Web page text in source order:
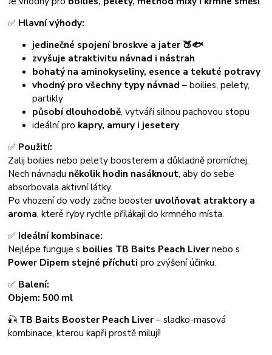
✅ Hlavní výhody:
jedinečné spojení broskve a jater 🍑🐟
zvyšuje atraktivitu návnad i nástrah
bohatý na aminokyseliny, esence a tekuté potravy
vhodný pro všechny typy návnad – boilies, pelety,
partikly
působí dlouhodobě, vytváří silnou pachovou stopu
ideální pro kapry, amury i jesetery
✅ Použití:
Zalij boilies nebo pelety boosterem a důkladně promíchej.
Nech návnadu několik hodin nasáknout, aby do sebe
absorbovala aktivní látky.
Po vhození do vody začne booster uvolňovat atraktory a
aroma, které ryby rychle přilákají do krmného místa.
✅ Ideální kombinace:
Nejlépe funguje s boilies TB Baits Peach Livernebo s
Power Dipem stejné příchuti pro zvýšení účinku.
✅ Balení:
Objem: 500 ml
🎣 TB Baits Booster Peach Liver– sladko-masová
kombinace, kterou kapři prostě milují!